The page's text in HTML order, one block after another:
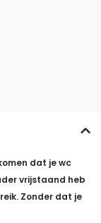
dat je wc
vrijstaand heb
Zonder dat je